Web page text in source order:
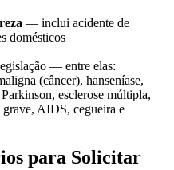
— inclui acidente de
domésticos
— entre elas:
(câncer), hanseníase,
esclerose múltipla,
AIDS, cegueira e
para Solicitar